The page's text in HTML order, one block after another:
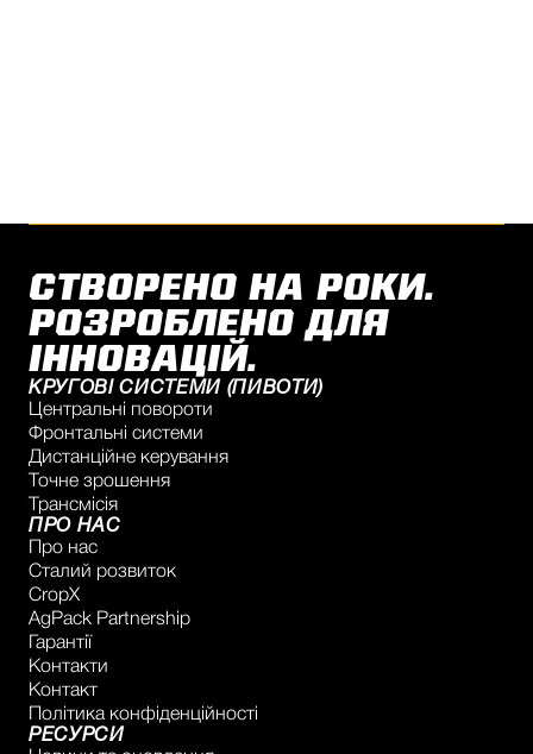
СТВОРЕНО НА РОКИ.
РОЗРОБЛЕНО ДЛЯ
ІННОВАЦІЙ.
КРУГОВІ СИСТЕМИ (ПИВОТИ)
Центральні повороти
Фронтальні системи
Дистанційне керування
Точне зрошення
Трансмісія
ПРО НАС
Про нас
Сталий розвиток
CropX
AgPack Partnership
Гарантії
Контакти
Контакт
Політика конфіденційності
РЕСУРСИ